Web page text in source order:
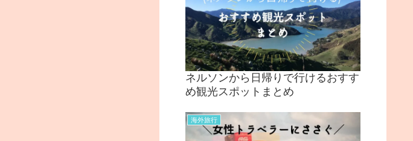
ネルソンから日帰りで行けるおすす
め観光スポットまとめ
海外旅行